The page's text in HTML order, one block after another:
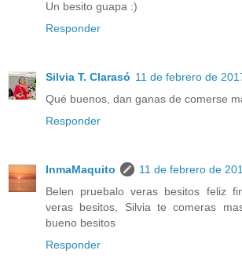
Un besito guapa :)
Responder
Silvia T. Clarasó 11 de febrero de
Qué buenos, dan ganas de comerse
Responder
InmaMaquito
11 de febrero de
Belen pruebalo veras besitos feliz
veras besitos, Silvia te comeras
bueno besitos
Responder